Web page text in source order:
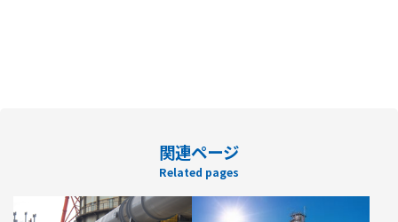
関連ページ
Related pages